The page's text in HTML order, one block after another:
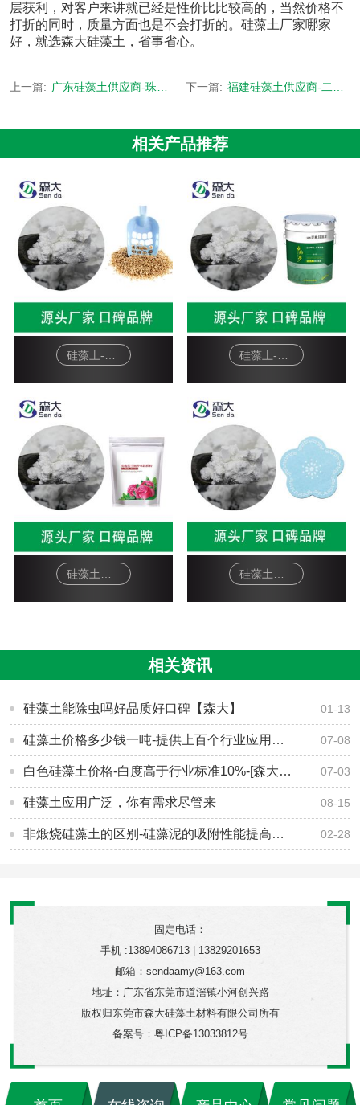
层获利，对客户来讲就已经是性价比比较高的，当然价格不
打折的同时，质量方面也是不会打折的。硅藻土厂家哪家
好，就选森大硅藻土，省事省心。
上一篇: 下一篇:
相关产品推荐
硅藻土面膜-软膜粉 硅藻土工艺品-杯垫
相关资讯
硅藻土能除虫吗好品质好口碑【森大】 01-13
硅藻土价格多少钱一吨-提供上百个行业应用解决方案-[森大硅藻土] 07-08
白色硅藻土价格-白度高于行业标准10%-[森大硅藻土] 07-03
硅藻土应用广泛，你有需求尽管来 08-15
非煅烧硅藻土的区别-硅藻泥的吸附性能提高数倍[森大硅藻土] 02-28
固定电话：
手机 :13894086713 | 13829201653
邮箱：sendaamy@163.com
地址：广东省东莞市道滘镇小河创兴路
版权归东莞市森大硅藻土材料有限公司所有
备案号： 粤ICP备13033812号